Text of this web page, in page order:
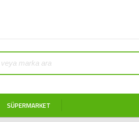
SÜPERMARKET